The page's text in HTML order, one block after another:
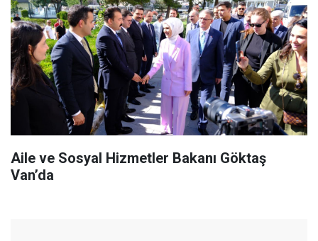
Aile ve Sosyal Hizmetler Bakanı Göktaş
Van’da